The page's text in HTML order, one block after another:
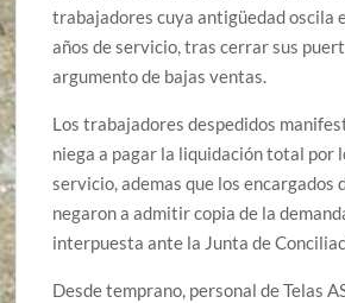
trabajadores cuya antigüedad oscila
años de servicio, tras cerrar sus
argumento de bajas ventas.
Los trabajadores despedidos
niega a pagar la liquidación total por
servicio, ademas que los encargados
negaron a admitir copia de la
interpuesta ante la Junta de
Desde temprano, personal de Telas